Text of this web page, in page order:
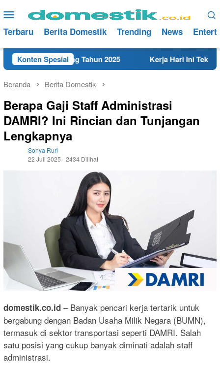
ke
konten
Menu
Mobile
Terbaru Berita Domestik Trending News
Konten Spesial
di Rembang Tahun 2025 Kerja Hari Ini Teknisi/
Beranda Berita Domestik
Berapa Gaji Staff Administrasi
DAMRI? Ini Rincian dan Tunjangan
Lengkapnya
Sonya Ruri
22 Juli 2025
2434 Dilihat
domestik.co.id – Banyak pencari kerja tertarik untuk
bergabung dengan Badan Usaha Milik Negara (BUMN),
termasuk di sektor transportasi seperti DAMRI. Salah
satu posisi yang cukup banyak diminati adalah staff
administrasi.